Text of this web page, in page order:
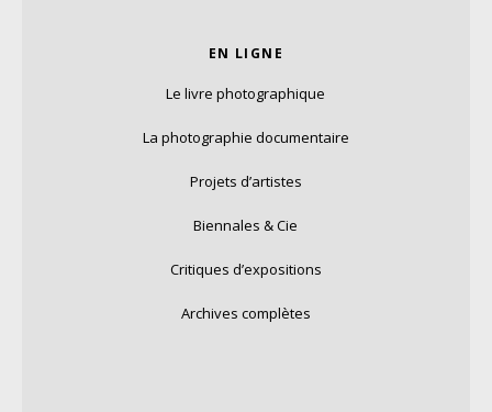
EN LIGNE
Le livre photographique
La photographie documentaire
Projets d’artistes
Biennales & Cie
Critiques d’expositions
Archives complètes